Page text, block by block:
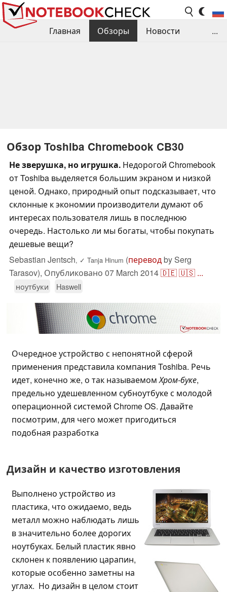
Главная Обзоры
Новости
...
Обзор Toshiba Chromebook CB30
Не зверушка, но игрушка. Недорогой Chromebook
от Toshiba выделяется большим экраном и низкой
ценой. Однако, природный опыт подсказывает, что
склонные к экономии производители думают об
интересах пользователя лишь в последнюю
очередь. Настолько ли мы богаты, чтобы покупать
дешевые вещи?
Sebastian Jentsch, ✓ Tanja Hinum (переводby Serg
Tarasov), Опубликовано 07 March 2014🇩🇪🇺🇸 ...
ноутбуки Haswell
Очередное устройство с непонятной сферой
применения представила компания Toshiba. Речь
идет, конечно же, о так называемомХром-буке,
предельно удешевленном субноутбуке с молодой
операционной системой Chrome OS. Давайте
посмотрим, для чего может пригодиться
подобная разработка
Дизайн и качество изготовления
Выполнено устройство из
пластика, что ожидаемо, ведь
металл можно наблюдать лишь
в значительно более дорогих
ноутбуках. Белый пластик явно
склонен к появлению царапин,
которые особенно заметны на
углах. Но дизайн в целом стоит